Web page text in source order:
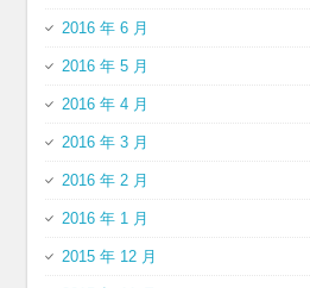
2016 年 6 月
2016 年 5 月
2016 年 4 月
2016 年 3 月
2016 年 2 月
2016 年 1 月
2015 年 12 月